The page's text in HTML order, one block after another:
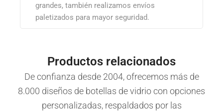
grandes, también realizamos envíos
paletizados para mayor seguridad.
Productos relacionados
De confianza desde 2004, ofrecemos más de
8.000 diseños de botellas de vidrio con opciones
personalizadas, respaldados por las